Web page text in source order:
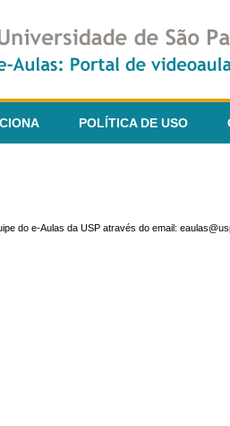
POLÍTICA DE USO
do e-Aulas da USP através do email: